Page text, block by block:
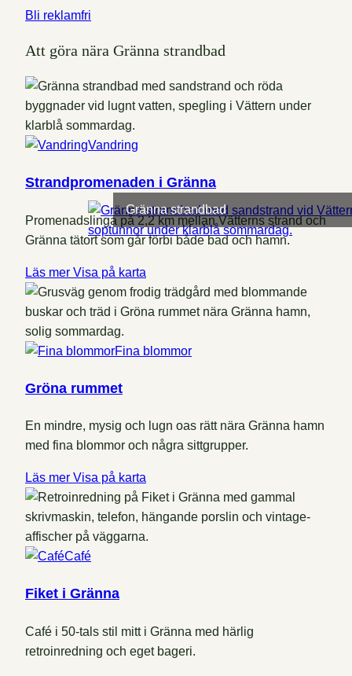
Gränna strandbad
Bli reklamfri
Att göra nära Gränna strandbad
Vandring
Strandpromenaden i Gränna
Promenadslinga på 2,2 km mellan Vätterns strand och
Gränna tätort som går förbi både bad och hamn.
Läs mer Visa på karta
Fina blommor
Gröna rummet
En mindre, mysig och lugn oas rätt nära Gränna hamn
med fina blommor och några sittgrupper.
Läs mer Visa på karta
Café
Fiket i Gränna
Café i 50-tals stil mitt i Gränna med härlig
retroinredning och eget bageri.